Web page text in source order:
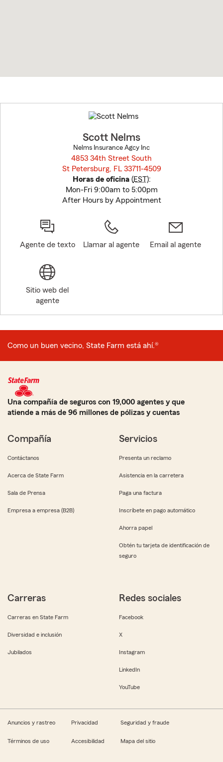
to
before
Scott Nelms
Nelms Insurance Agcy Inc
4853 34th Street South
St Petersburg, FL 33711-4509
Horas de oficina(EST):
Mon-Fri 9:00am to 5:00pm
After Hours by Appointment
Agente de texto Llamar al agente Email al agente
Sitio web del
agente
Como un buen vecino, State Farm está ahí.®
Una compañía de seguros con 19,000 agentes y que
atiende a más de 96 millones de pólizas y cuentas
Compañía
Contáctanos
Acerca de State Farm
Sala de Prensa
Empresa a empresa (B2B)
Servicios
Presenta un reclamo
Asistencia en la carretera
Paga una factura
Inscríbete en pago automático
Ahorra papel
Obtén tu tarjeta de identificación de
seguro
Carreras
Carreras en State Farm
Diversidad e inclusión
Jubilados
Redes sociales
Facebook
X
Instagram
LinkedIn
YouTube
Anuncios y rastreo Privacidad Seguridad y fraude
Términos de uso Accesibilidad Mapa del sitio